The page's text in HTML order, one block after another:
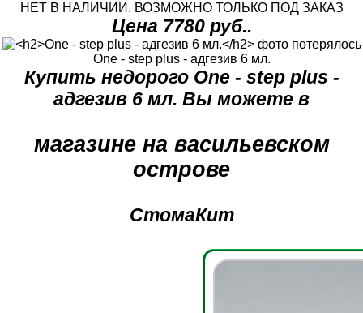
НЕТ В НАЛИЧИИ. ВОЗМОЖНО ТОЛЬКО ПОД ЗАКАЗ
Цена 7780 руб..
One - step plus - адгезив 6 мл.
Купить недорого One - step plus -
адгезив 6 мл. Вы можете в
магазине на васильевском
острове
СтомаКит